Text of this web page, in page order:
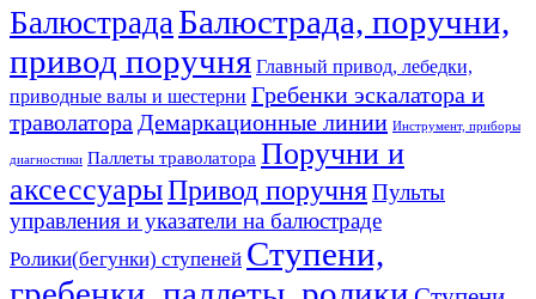
Балюстрада Балюстрада, поручни,
привод поручня Главный привод, лебедки,
приводные валы и шестерни Гребенки эскалатора и
траволатора Демаркационные линии Инструмент, приборы
диагностики Паллеты траволатора Поручни и
аксессуарыПривод поручняПульты
управления и указатели на балюстраде
Ролики(бегунки) ступеней Ступени,